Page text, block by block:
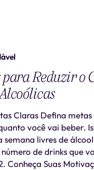
Reduzir o
Claras Defina
você vai beber.
semana livres de
de drinks que
Conheça Suas